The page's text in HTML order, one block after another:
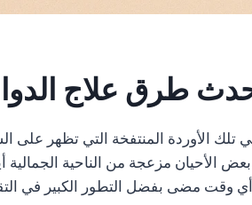
طرق علاج
تلك الأوردة المنتفخة التي تظهر على
الأحيان مزعجة من الناحية الجمالية
وقت مضى بفضل التطور الكبير في